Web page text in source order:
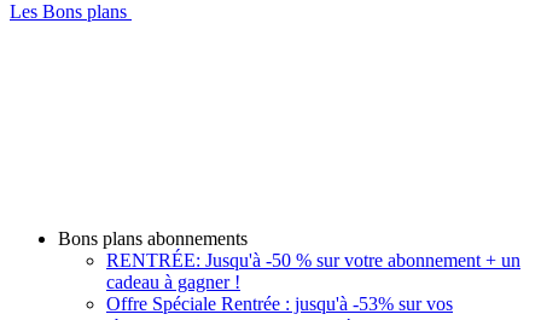
Les Bons plans
Bons plans abonnements
RENTRÉE: Jusqu'à -50 % sur votre abonnement + un
cadeau à gagner !
Offre Spéciale Rentrée : jusqu'à -53% sur vos